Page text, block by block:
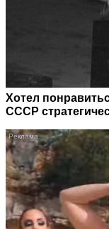
Хотел
СССР